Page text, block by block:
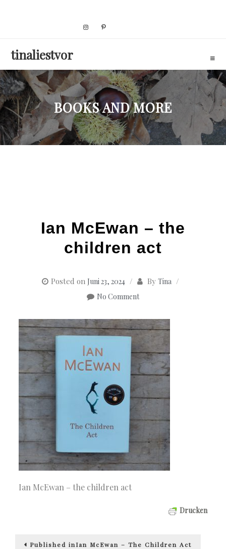
tinaliestvor
BOOKS AND MORE
Ian McEwan – the
children act
Posted on Juni 23, 2024 By Tina
No Comment
Ian McEwan – the children act
Drucken
Beitragsnavigation
Published inIan McEwan – The Children Act